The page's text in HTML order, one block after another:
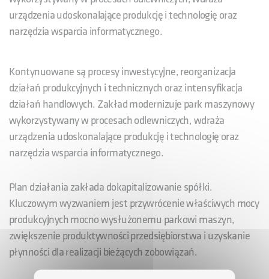
urządzenia udoskonalające produkcję i technologię oraz
narzędzia wsparcia informatycznego.
Kontynuowane są procesy inwestycyjne, reorganizacja
działań produkcyjnych i technicznych oraz intensyfikacja
działań handlowych. Zakład modernizuje park maszynowy
wykorzystywany w procesach odlewniczych, wdraża
urządzenia udoskonalające produkcję i technologię oraz
narzędzia wsparcia informatycznego.
Plan działania zakłada dokapitalizowanie spółki.
Kluczowym wyzwaniem jest przywrócenie właściwych mocy
produkcyjnych mocno wysłużonemu parkowi maszyn,
zwiększenie produktywności przedsiębiorstwa i uzyskanie
płynności dla realizacji bieżących zobowiązań.